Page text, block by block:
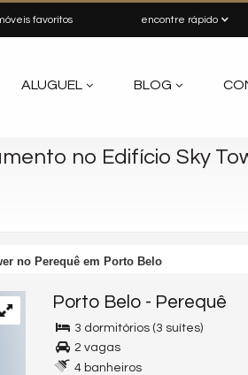
encontre rápido
favoritos
ALUGUEL BLOG
no Edifício Sky
no Perequê em Porto Belo
Porto Belo - Perequê
3 dormitórios (3 suítes)
2 vagas
4 banheiros